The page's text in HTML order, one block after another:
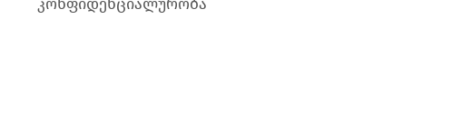
კონფიდენციალურობა